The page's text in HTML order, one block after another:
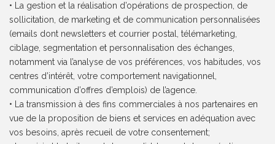
• La gestion et la réalisation d’opérations de prospection, de
sollicitation, de marketing et de communication personnalisées
(emails dont newsletters et courrier postal, télémarketing,
ciblage, segmentation et personnalisation des échanges,
notamment via l’analyse de vos préférences, vos habitudes, vos
centres d’intérêt, votre comportement navigationnel,
communication d’offres d’emplois) de l’agence.
• La transmission à des fins commerciales à nos partenaires en
vue de la proposition de biens et services en adéquation avec
vos besoins, après recueil de votre consentement;